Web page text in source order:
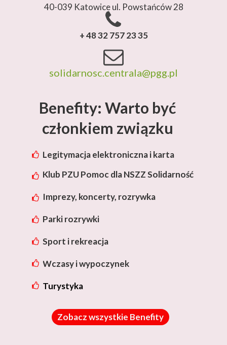
Benefity: Warto być
członkiem związku
Legitymacja elektroniczna i karta
Klub PZU Pomoc dla NSZZ Solidarność
Imprezy, koncerty, rozrywka
Parki rozrywki
Sport i rekreacja
Wczasy i wypoczynek
Turystyka
Zobacz wszystkie Benefity
solidarnosc.centrala@pgg.pl
+ 48 32 757 23 35
40-039 Katowice ul. Powstańców 28